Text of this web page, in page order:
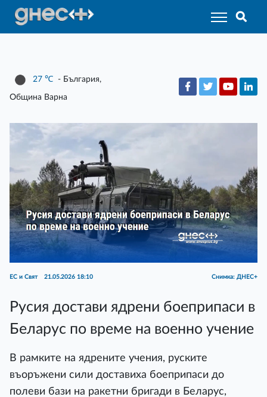
27 ℃ - България,
Община Варна
ЕС и Свят 21.05.2026 18:10 Снимка: ДНЕС+
Русия достави ядрени боеприпаси в
Беларус по време на военно учение
В рамките на ядрените учения, руските
въоръжени сили доставиха боеприпаси до
полеви бази на ракетни бригади в Беларус,